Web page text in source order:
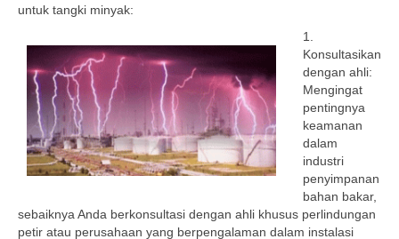
untuk tangki minyak:
1.
Konsultasikan
dengan ahli:
Mengingat
pentingnya
keamanan
dalam
industri
penyimpanan
bahan bakar,
sebaiknya Anda berkonsultasi dengan ahli khusus perlindungan
petir atau perusahaan yang berpengalaman dalam instalasi